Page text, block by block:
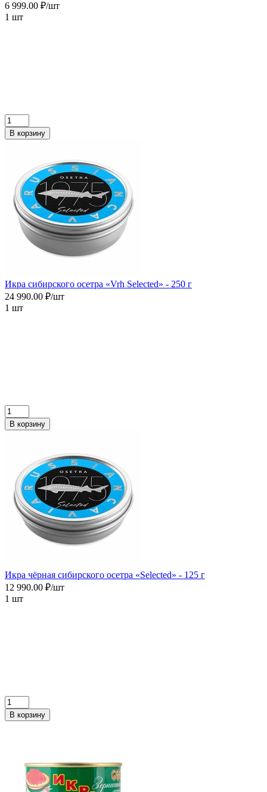
6 999.00 ₽/шт
1 шт
В корзину
Икра сибирского осетра «Vrh Selected» - 250 г
24 990.00 ₽/шт
1 шт
В корзину
Икра чёрная сибирского осетра «Selected» - 125 г
12 990.00 ₽/шт
1 шт
В корзину